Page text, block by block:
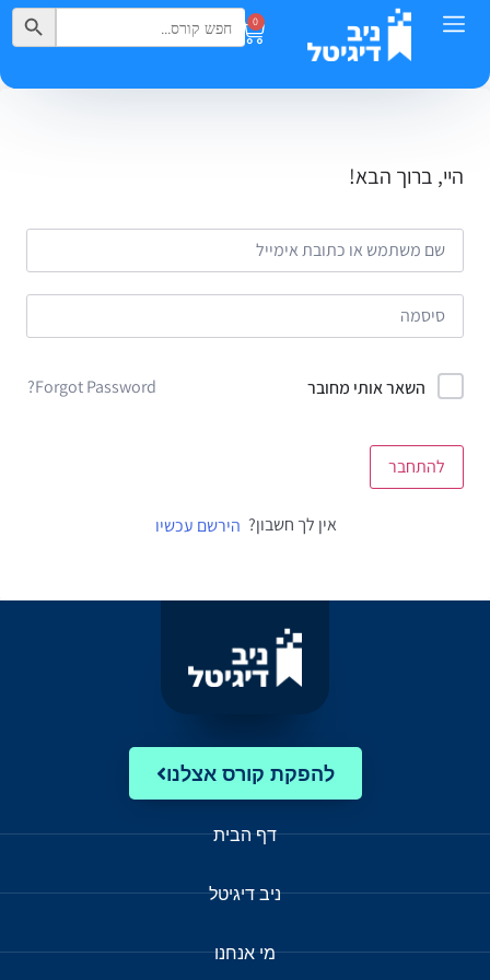
0
Search
for:
Search Button
היי, ברוך הבא!
השאר אותי מחובר Forgot Password?
להתחבר
אין לך חשבון? הירשם עכשיו
להפקת קורס אצלנו
דף הבית
ניב דיגיטל
מי אנחנו